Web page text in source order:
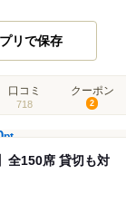
リで保存
口コミ
718
クーポン
2
pt
全150席 貸切も対